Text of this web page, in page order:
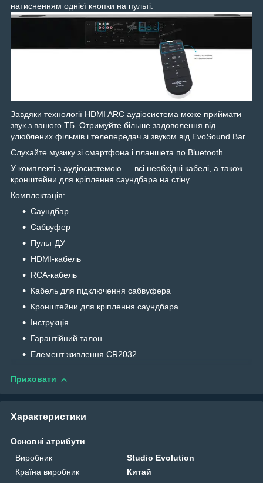
натисненням однієї кнопки на пульті.
Завдяки технології HDMI ARC аудіосистема може приймати
звук з вашого ТБ. Отримуйте більше задоволення від
улюблених фільмів і телепередач зі звуком від EvoSound Bar.
Слухайте музику зі смартфона і планшета по Bluetooth.
У комплекті з аудіосистемою — всі необхідні кабелі, а також
кронштейни для кріплення саундбара на стіну.
Комплектація:
Саундбар
Сабвуфер
Пульт ДУ
HDMI-кабель
RCA-кабель
Кабель для підключення сабвуфера
Кронштейни для кріплення саундбара
Інструкція
Гарантійний талон
Елемент живлення CR2032
Приховати
Характеристики
Основні атрибути
Виробник
Studio Evolution
Країна виробник
Китай